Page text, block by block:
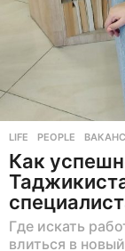
LIFE ,PEOPLE
Как
Где искать
влиться в